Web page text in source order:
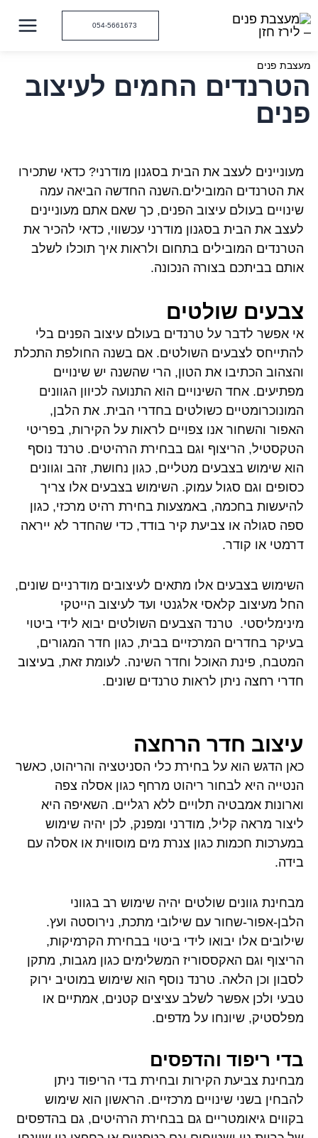
לתוכן
054-5661673
מעצבת פנים
הטרנדים החמים לעיצוב
פנים
מעוניינים לעצב את הבית בסגנון מודרני? כדאי שתכירו
את הטרנדים המובילים.השנה החדשה הביאה עמה
שינויים בעולם עיצוב הפנים, כך שאם אתם מעוניינים
לעצב את הבית בסגנון מודרני עכשווי, כדאי להכיר את
הטרנדים המובילים בתחום ולראות איך תוכלו לשלב
אותם בביתכם בצורה הנכונה.
צבעים שולטים
אי אפשר לדבר על טרנדים בעולם עיצוב הפנים בלי
להתייחס לצבעים השולטים. אם בשנה החולפת התכלת
והצהוב הכתיבו את הטון, הרי שהשנה יש שינויים
מפתיעים. אחד השינויים הוא התנועה לכיוון הגוונים
המונוכרומטיים כשולטים בחדרי הבית. את הלבן,
האפור והשחור אנו צפויים לראות על הקירות, בפריטי
הטקסטיל, הריצוף וגם בבחירת הרהיטים. טרנד נוסף
הוא שימוש בצבעים מטליים, כגון נחושת, זהב וגוונים
כסופים וגם סגול עמוק. השימוש בצבעים אלו צריך
להיעשות בחכמה, באמצעות בחירת רהיט מרכזי, כגון
ספה סגולה או צביעת קיר בודד, כדי שהחדר לא ייראה
דרמטי או קודר.
השימוש בצבעים אלו מתאים לעיצובים מודרניים שונים,
החל מעיצוב קלאסי אלגנטי ועד לעיצוב הייטקי
מינימליסטי. טרנד הצבעים השולטים יבוא לידי ביטוי
בעיקר בחדרים המרכזיים בבית, כגון חדר המגורים,
המטבח, פינת האוכל וחדר השינה. לעומת זאת, בעיצוב
חדרי רחצה ניתן לראות טרנדים שונים.
עיצוב חדר הרחצה
כאן הדגש הוא על בחירת כלי הסניטציה והריהוט, כאשר
הנטייה היא לבחור ריהוט מרחף כגון אסלה צפה
וארונות אמבטיה תלויים ללא רגליים. השאיפה היא
ליצור מראה קליל, מודרני ומפנק, לכן יהיה שימוש
במערכות חכמות כגון צנרת מים מוסווית או אסלה עם
בידה.
מבחינת גוונים שולטים יהיה שימוש רב בגווני
הלבן-אפור-שחור עם שילובי מתכת, נירוסטה ועץ.
שילובים אלו יבואו לידי ביטוי בבחירת הקרמיקות,
הריצוף וגם האקססוריז המשלימים כגון מגבות, מתקן
לסבון וכן הלאה. טרנד נוסף הוא שימוש במוטיב ירוק
טבעי ולכן אפשר לשלב עציצים קטנים, אמתיים או
מפלסטיק, שיונחו על מדפים.
בדי ריפוד והדפסים
מבחינת צביעת הקירות ובחירת בדי הריפוד ניתן
להבחין בשני שינויים מרכזיים. הראשון הוא שימוש
בקווים גיאומטריים גם בבחירת הרהיטים, גם בהדפסים